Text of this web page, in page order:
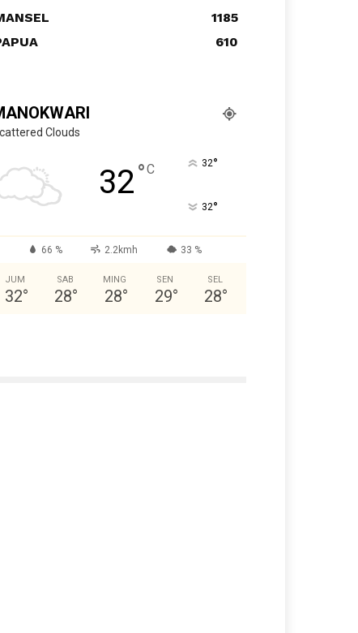
1185
610
Clouds
32°C 32°
32°
66 % 2.2kmh 33 %
JUM
32°
SAB
28°
MING
28°
SEN
29°
SEL
28°